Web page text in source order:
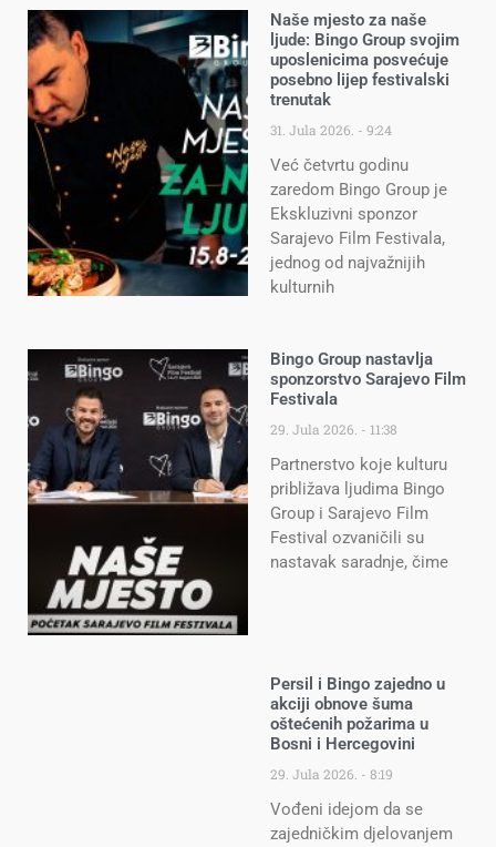
Naše mjesto za naše
ljude: Bingo Group svojim
uposlenicima posvećuje
posebno lijep festivalski
trenutak
31. Jula 2026. 9:24
Već četvrtu godinu
zaredom Bingo Group je
Ekskluzivni sponzor
Sarajevo Film Festivala,
jednog od najvažnijih
kulturnih
Bingo Group nastavlja
sponzorstvo Sarajevo Film
Festivala
29. Jula 2026. 11:38
Partnerstvo koje kulturu
približava ljudima Bingo
Group i Sarajevo Film
Festival ozvaničili su
nastavak saradnje, čime
Persil i Bingo zajedno u
akciji obnove šuma
oštećenih požarima u
Bosni i Hercegovini
29. Jula 2026. 8:19
Vođeni idejom da se
zajedničkim djelovanjem